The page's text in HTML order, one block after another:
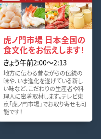
虎ノ門市場 日本全国の
食文化をお伝えします！
きょう午前2:00～2:13
地方に伝わる昔ながらの伝統の
味や、いま進化を遂げている新し
い味など、こだわりの生産者や料
理人に密着取材します。テレビ東
京「虎ノ門市場」でお取り寄せも可
能です！